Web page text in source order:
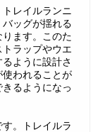
レイルランニ
ッグが揺れる
ます。このた
ラップやウエ
ように設計さ
われることが
るようになっ
。トレイルラ